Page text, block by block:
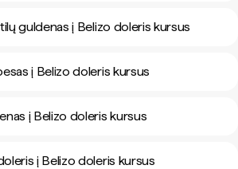
guldenas į Belizo doleris kursus
į Belizo doleris kursus
į Belizo doleris kursus
į Belizo doleris kursus